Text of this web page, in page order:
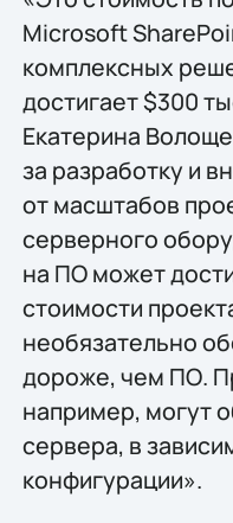
Microsoft
комплексных
достигает $300
Екатерина
за разработку и
от масштабов
серверного
на ПО может
стоимости
необязательно
дороже, чем ПО.
например, могут
сервера, в
конфигурации».